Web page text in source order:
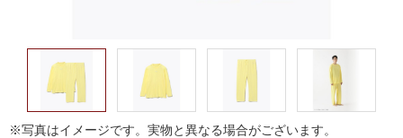
※写真はイメージです。実物と異なる場合がございます。